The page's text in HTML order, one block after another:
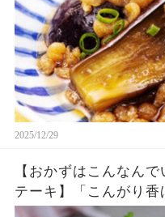
2025/12/29
【おかずはこんなん
テーキ】「こんがり
ので火の通りが早く食